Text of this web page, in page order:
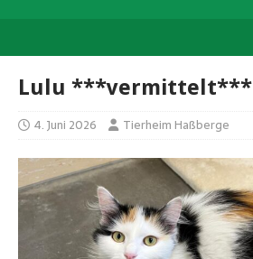
Lulu ***vermittelt***
4. Juni 2026 Tierheim Haßberge